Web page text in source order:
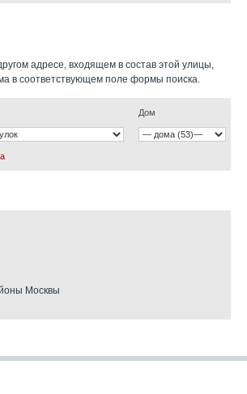
адресе, входящем в состав этой улицы,
в соответствующем поле формы поиска.
Дом
Москвы